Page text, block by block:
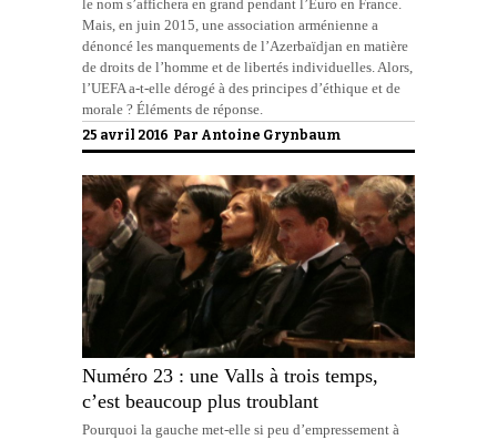
le nom s’affichera en grand pendant l’Euro en France.
Mais, en juin 2015, une association arménienne a
dénoncé les manquements de l’Azerbaïdjan en matière
de droits de l’homme et de libertés individuelles. Alors,
l’UEFA a-t-elle dérogé à des principes d’éthique et de
morale ? Éléments de réponse.
25 avril 2016 Par Antoine Grynbaum
Numéro 23 : une Valls à trois temps,
c’est beaucoup plus troublant
Pourquoi la gauche met-elle si peu d’empressement à